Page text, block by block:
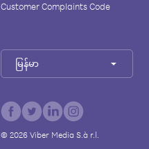
Customer Complaints Code
မြန်မာ
© 2026Viber Media S.à r.l.